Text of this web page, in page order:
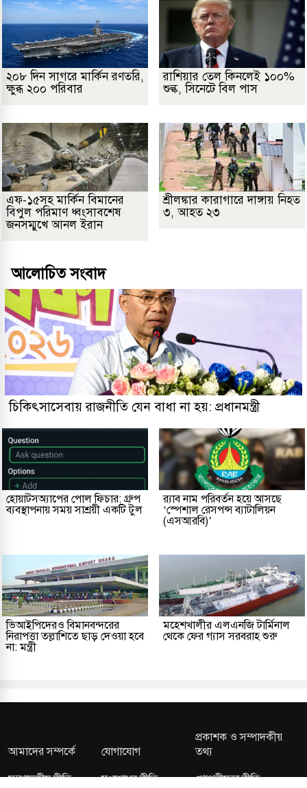
২০৮ দিন সাগরে মার্কিন রণতরি,
ক্ষুব্ধ ২০০ পরিবার
রাশিয়ার তেল কিনলেই ১০০%
শুল্ক, সিনেটে বিল পাস
এফ-১৫সহ মার্কিন বিমানের
বিপুল পরিমাণ ধ্বংসাবশেষ
জনসম্মুখে আনল ইরান
শ্রীলঙ্কার কারাগারে দাঙ্গায় নিহত
৩, আহত ২৩
আলোচিত সংবাদ
চিকিৎসাসেবায় রাজনীতি যেন বাধা না হয়: প্রধানমন্ত্রী
হোয়াটসঅ্যাপের পোল ফিচার: গ্রুপ
ব্যবস্থাপনায় সময় সাশ্রয়ী একটি টুল
র‌্যাব নাম পরিবর্তন হয়ে আসছে
‘স্পেশাল রেসপন্স ব্যাটালিয়ন
(এসআরবি)’
ভিআইপিদেরও বিমানবন্দরের
নিরাপত্তা তল্লাশিতে ছাড় দেওয়া হবে
না: মন্ত্রী
মহেশখালীর এলএনজি টার্মিনাল
থেকে ফের গ্যাস সরবরাহ শুরু
আমাদের সম্পর্কে যোগাযোগ
প্রকাশক ও সম্পাদকীয়
তথ্য
সম্পাদকীয় নীতি
সংশোধন নীতি গোপনীয়তা নীতি